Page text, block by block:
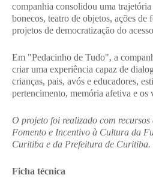
companhia consolidou uma
bonecos, teatro de objetos, ações de
projetos de democratização do
Em "Pedacinho de Tudo", a
criar uma experiência capaz de
crianças, pais, avós e educadores,
pertencimento, memória afetiva e os
O projeto foi realizado com
Fomento e Incentivo à Cultura da
Curitiba e da Prefeitura de Curitiba.
Ficha técnica